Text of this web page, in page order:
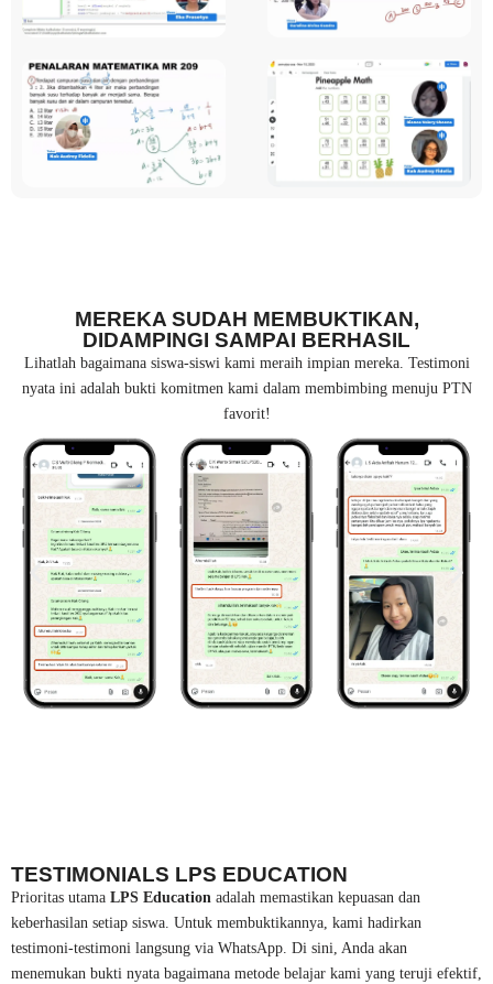
MEREKA SUDAH MEMBUKTIKAN,
DIDAMPINGI SAMPAI BERHASIL
Lihatlah bagaimana siswa-siswi kami meraih impian mereka. Testimoni
nyata ini adalah bukti komitmen kami dalam membimbing menuju PTN
favorit!
TESTIMONIALS LPS EDUCATION
Prioritas utama LPS Education adalah memastikan kepuasan dan
keberhasilan setiap siswa. Untuk membuktikannya, kami hadirkan
testimoni-testimoni langsung via WhatsApp. Di sini, Anda akan
menemukan bukti nyata bagaimana metode belajar kami yang teruji efektif,